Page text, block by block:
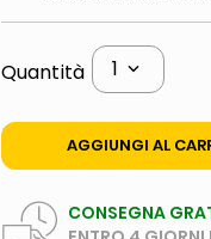
Quantità 1
AGGIUNGI AL
CONSEGNA